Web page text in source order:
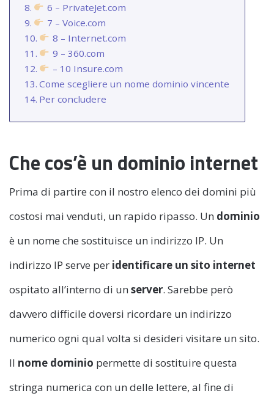
6 – PrivateJet.com
7 – Voice.com
8 – Internet.com
9 – 360.com
– 10 Insure.com
Come scegliere un nome dominio vincente
Per concludere
Che cos’è un dominio internet
Prima di partire con il nostro elenco dei domini più
costosi mai venduti, un rapido ripasso. Un dominio
è un nome che sostituisce un indirizzo IP. Un
indirizzo IP serve per identificare un sito internet
ospitato all’interno di un server. Sarebbe però
davvero difficile doversi ricordare un indirizzo
numerico ogni qual volta si desideri visitare un sito.
Il nome dominio permette di sostituire questa
stringa numerica con un delle lettere, al fine di